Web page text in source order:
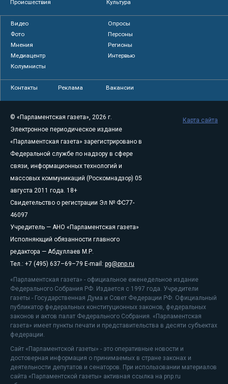
Происшествия
Культура
Видео
Опросы
Фото
Персоны
Мнения
Регионы
Медиацентр
Интервью
Колумнисты
Контакты Реклама Вакансии
© «Парламентская газета», 2026 г.
Электронное периодическое издание
«Парламентская газета» зарегистрировано в
Федеральной службе по надзору в сфере
связи, информационных технологий и
массовых коммуникаций (Роскомнадзор) 05
августа 2011 года. 18+
Свидетельство о регистрации Эл № ФС77-
46097
Учредитель — АНО «Парламентская газета»
Исполняющий обязанности главного
редактора — Абдуллаев М.Р.
Тел.: +7 (495) 637–69–79 E-mail: pg@pnp.ru
«Парламентская газета» - официальное еженедельное издание
Федерального Собрания РФ. Издается с 1997 года. Учредители
газеты - Государственная Дума и Совет Федерации РФ. Официальный
публикатор федеральных конституционных законов, федеральных
законов и актов палат Федерального Собрания. «Парламентская
газета» имеет пункты печати и представительства в десяти субъектах
федерации.
Сайт «Парламентской газеты» - это оперативные новости и
достоверная информация о принимаемых в стране законах и
деятельности депутатов и сенаторов. При использовании материалов
сайта «Парламентской газеты» активная ссылка на pnp.ru
Карта сайта